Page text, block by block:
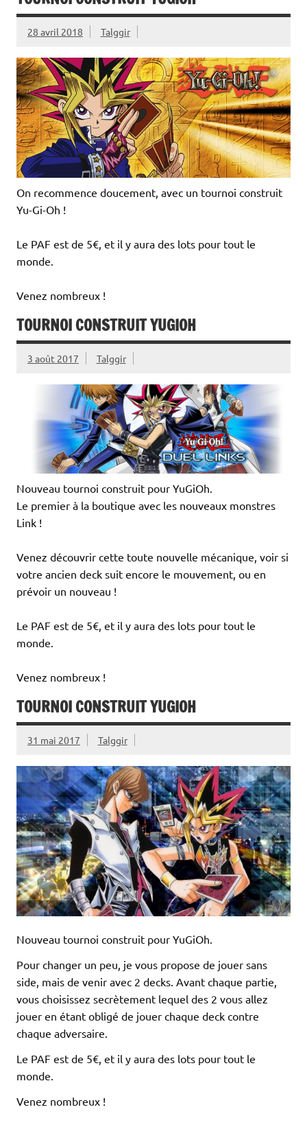
28 avril 2018 Talggir
On recommence doucement, avec un tournoi construit
Yu-Gi-Oh !
Le PAF est de 5€, et il y aura des lots pour tout le
monde.
Venez nombreux !
TOURNOI CONSTRUIT YUGIOH
3 août 2017 Talggir
Nouveau tournoi construit pour YuGiOh.
Le premier à la boutique avec les nouveaux monstres
Link !
Venez découvrir cette toute nouvelle mécanique, voir si
votre ancien deck suit encore le mouvement, ou en
prévoir un nouveau !
Le PAF est de 5€, et il y aura des lots pour tout le
monde.
Venez nombreux !
TOURNOI CONSTRUIT YUGIOH
31 mai 2017 Talggir
Nouveau tournoi construit pour YuGiOh.
Pour changer un peu, je vous propose de jouer sans
side, mais de venir avec 2 decks. Avant chaque partie,
vous choisissez secrètement lequel des 2 vous allez
jouer en étant obligé de jouer chaque deck contre
chaque adversaire.
Le PAF est de 5€, et il y aura des lots pour tout le
monde.
Venez nombreux !